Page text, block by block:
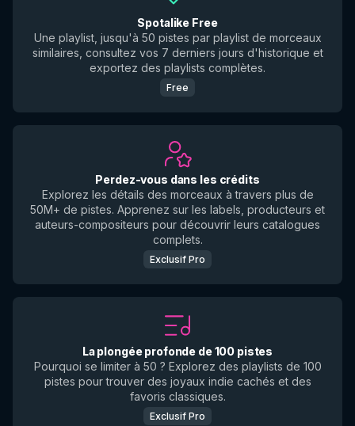
Spotalike Free
Une playlist, jusqu'à 50 pistes par playlist de morceaux
similaires, consultez vos 7 derniers jours d'historique et
exportez des playlists complètes.
Free
Perdez-vous dans les crédits
Explorez les détails des morceaux à travers plus de
50M+ de pistes. Apprenez sur les labels, producteurs et
auteurs-compositeurs pour découvrir leurs catalogues
complets.
Exclusif Pro
La plongée profonde de 100 pistes
Pourquoi se limiter à 50 ? Explorez des playlists de 100
pistes pour trouver des joyaux indie cachés et des
favoris classiques.
Exclusif Pro